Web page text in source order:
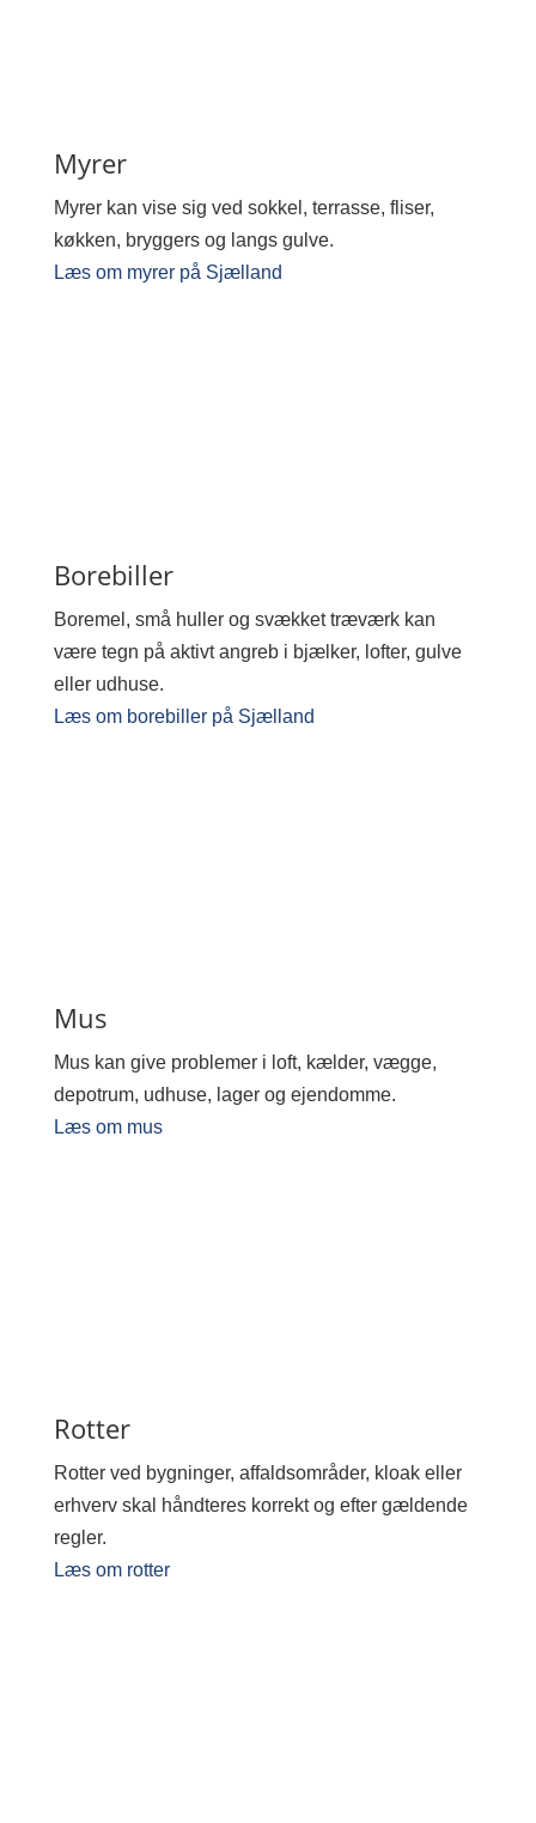
Myrer
Myrer kan vise sig ved sokkel, terrasse, fliser,
køkken, bryggers og langs gulve.
Læs om myrer på Sjælland
Borebiller
Boremel, små huller og svækket træværk kan
være tegn på aktivt angreb i bjælker, lofter, gulve
eller udhuse.
Læs om borebiller på Sjælland
Mus
Mus kan give problemer i loft, kælder, vægge,
depotrum, udhuse, lager og ejendomme.
Læs om mus
Rotter
Rotter ved bygninger, affaldsområder, kloak eller
erhverv skal håndteres korrekt og efter gældende
regler.
Læs om rotter